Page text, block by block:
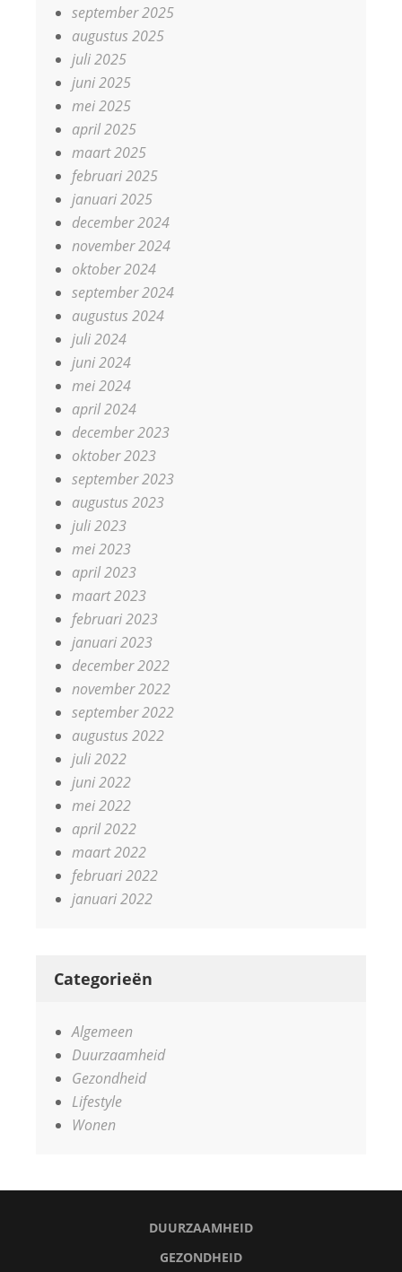
september 2025
augustus 2025
juli 2025
juni 2025
mei 2025
april 2025
maart 2025
februari 2025
januari 2025
december 2024
november 2024
oktober 2024
september 2024
augustus 2024
juli 2024
juni 2024
mei 2024
april 2024
december 2023
oktober 2023
september 2023
augustus 2023
juli 2023
mei 2023
april 2023
maart 2023
februari 2023
januari 2023
december 2022
november 2022
september 2022
augustus 2022
juli 2022
juni 2022
mei 2022
april 2022
maart 2022
februari 2022
januari 2022
Categorieën
Algemeen
Duurzaamheid
Gezondheid
Lifestyle
Wonen
DUURZAAMHEID
GEZONDHEID